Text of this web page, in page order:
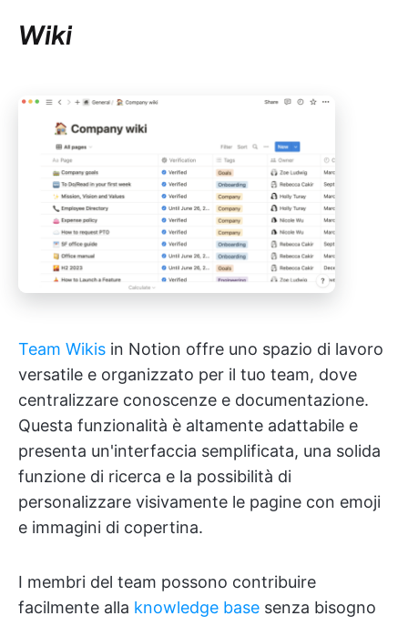
Wiki
Team Wikis in Notion offre uno spazio di lavoro
versatile e organizzato per il tuo team, dove
centralizzare conoscenze e documentazione.
Questa funzionalità è altamente adattabile e
presenta un'interfaccia semplificata, una solida
funzione di ricerca e la possibilità di
personalizzare visivamente le pagine con emoji
e immagini di copertina.
I membri del team possono contribuire
facilmente alla knowledge base senza bisogno